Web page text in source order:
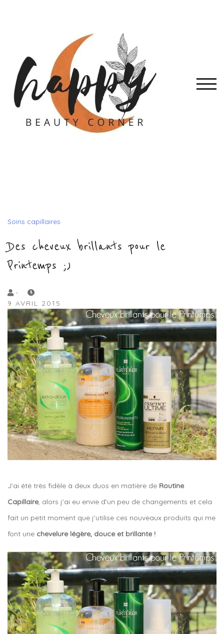
Soins capillaires
Des cheveux brillants pour le
Printemps ;)
by
Lola
Sample
-
9 AVRIL 2015
J’ai été très fidèle à deux duos en matière de Routine
Capillaire, alors j’ai eu envie d’un peu de changements et cela
fait un petit moment que j’utilise ces nouveaux produits qui me
font une chevelure légère, douce et brillante !